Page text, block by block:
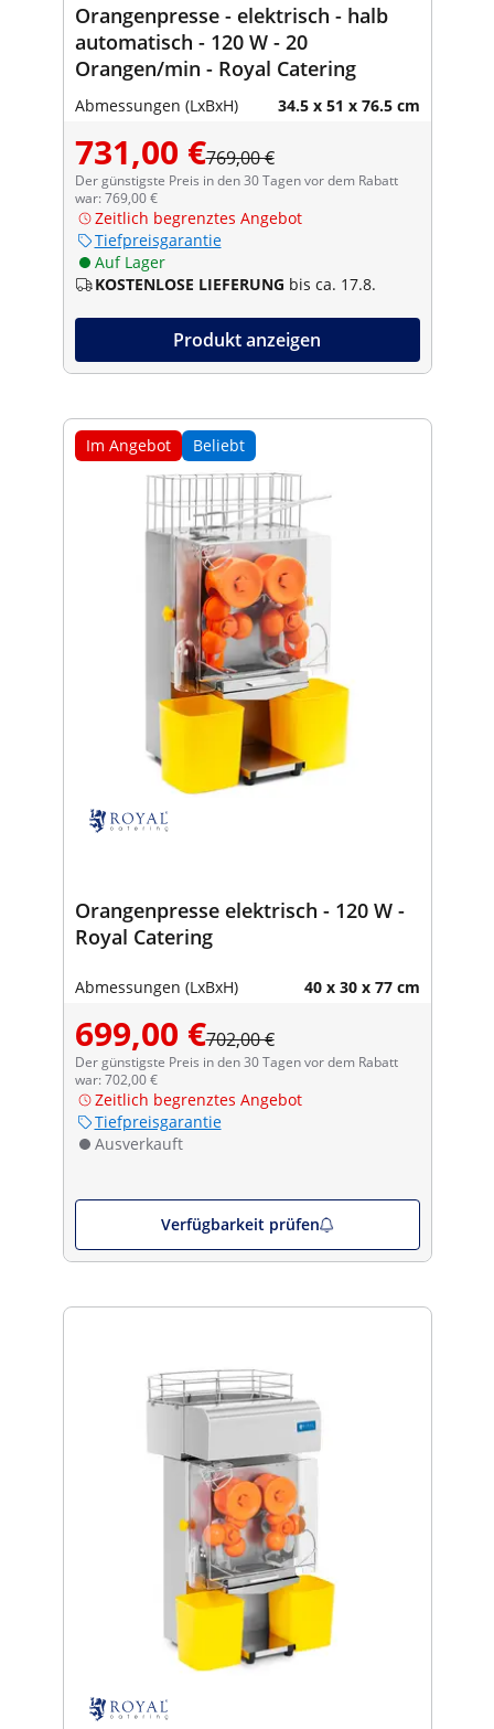
Orangenpresse - elektrisch - halb
automatisch - 120 W - 20
Orangen/min - Royal Catering
Abmessungen (LxBxH) 34.5 x 51 x 76.5 cm
731,00 €769,00 €
Der günstigste Preis in den 30 Tagen vor dem Rabatt
war: 769,00 €
Zeitlich begrenztes Angebot
Tiefpreisgarantie
Auf Lager
KOSTENLOSE LIEFERUNG bis ca. 17.8.
Produkt anzeigen
Im Angebot Beliebt
Orangenpresse elektrisch - 120 W -
Royal Catering
Abmessungen (LxBxH) 40 x 30 x 77 cm
699,00 €702,00 €
Der günstigste Preis in den 30 Tagen vor dem Rabatt
war: 702,00 €
Zeitlich begrenztes Angebot
Tiefpreisgarantie
Ausverkauft
Verfügbarkeit prüfen